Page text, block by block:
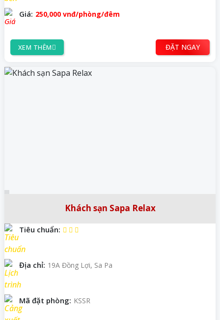
Giá: 250,000 vnđ/phòng/đêm
XEM THÊM ĐẶT NGAY
Khách sạn Sapa Relax
Tiêu chuẩn:
Địa chỉ: 19A Đồng Lợi, Sa Pa
Mã đặt phòng: KSSR